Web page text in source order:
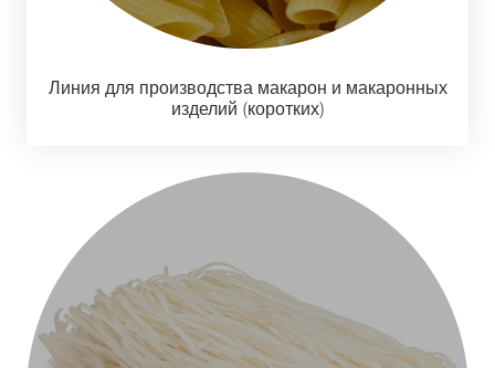
Линия для производства макарон и макаронных
изделий (коротких)